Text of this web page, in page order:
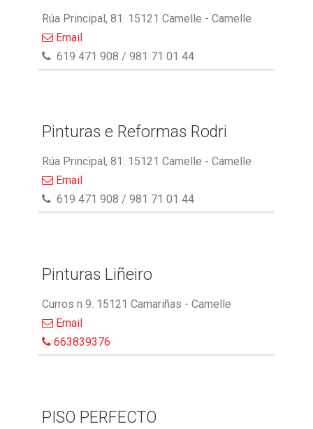
Rúa Principal, 81. 15121 Camelle - Camelle
Email
619 471 908 / 981 71 01 44
Pinturas e Reformas Rodri
Rúa Principal, 81. 15121 Camelle - Camelle
Email
619 471 908 / 981 71 01 44
Pinturas Liñeiro
Curros n 9. 15121 Camariñas - Camelle
Email
663839376
PISO PERFECTO